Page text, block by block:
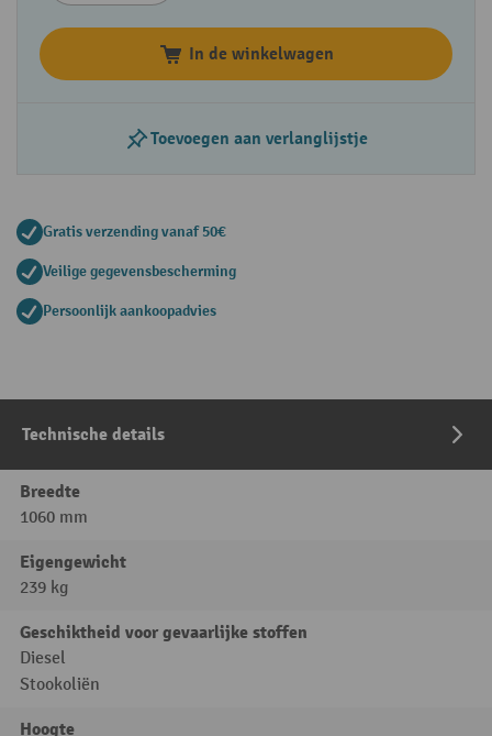
In de winkelwagen
Toevoegen aan verlanglijstje
Gratis verzending vanaf 50€
Veilige gegevensbescherming
Persoonlijk aankoopadvies
Technische details
Breedte
1060 mm
Eigengewicht
239 kg
Geschiktheid voor gevaarlijke stoffen
Diesel
Stookoliën
Hoogte